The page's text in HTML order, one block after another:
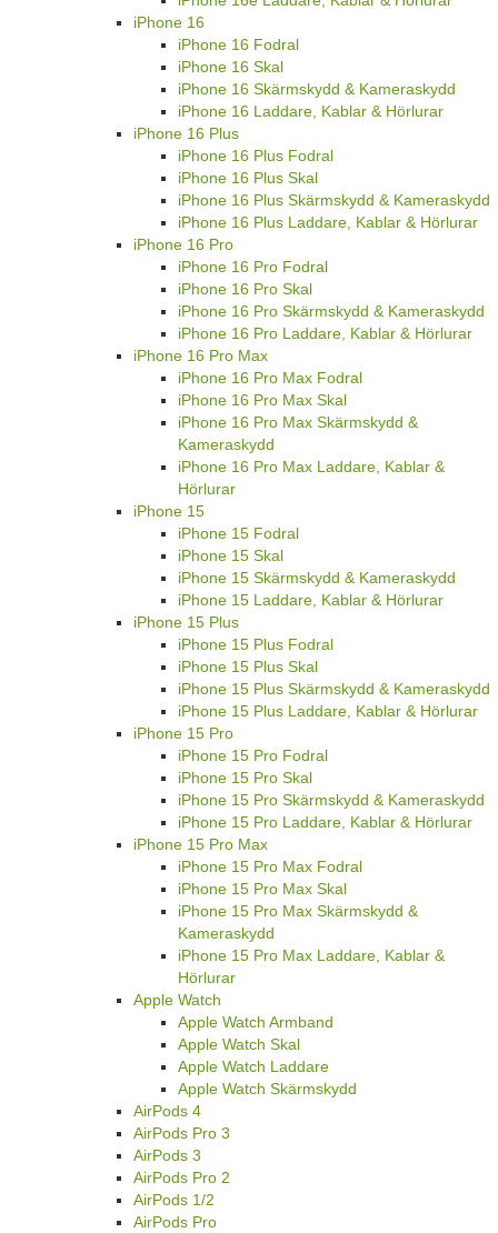
iPhone 16
iPhone 16 Fodral
iPhone 16 Skal
iPhone 16 Skärmskydd & Kameraskydd
iPhone 16 Laddare, Kablar & Hörlurar
iPhone 16 Plus
iPhone 16 Plus Fodral
iPhone 16 Plus Skal
iPhone 16 Plus Skärmskydd & Kameraskydd
iPhone 16 Plus Laddare, Kablar & Hörlurar
iPhone 16 Pro
iPhone 16 Pro Fodral
iPhone 16 Pro Skal
iPhone 16 Pro Skärmskydd & Kameraskydd
iPhone 16 Pro Laddare, Kablar & Hörlurar
iPhone 16 Pro Max
iPhone 16 Pro Max Fodral
iPhone 16 Pro Max Skal
iPhone 16 Pro Max Skärmskydd &
Kameraskydd
iPhone 16 Pro Max Laddare, Kablar &
Hörlurar
iPhone 15
iPhone 15 Fodral
iPhone 15 Skal
iPhone 15 Skärmskydd & Kameraskydd
iPhone 15 Laddare, Kablar & Hörlurar
iPhone 15 Plus
iPhone 15 Plus Fodral
iPhone 15 Plus Skal
iPhone 15 Plus Skärmskydd & Kameraskydd
iPhone 15 Plus Laddare, Kablar & Hörlurar
iPhone 15 Pro
iPhone 15 Pro Fodral
iPhone 15 Pro Skal
iPhone 15 Pro Skärmskydd & Kameraskydd
iPhone 15 Pro Laddare, Kablar & Hörlurar
iPhone 15 Pro Max
iPhone 15 Pro Max Fodral
iPhone 15 Pro Max Skal
iPhone 15 Pro Max Skärmskydd &
Kameraskydd
iPhone 15 Pro Max Laddare, Kablar &
Hörlurar
Apple Watch
Apple Watch Armband
Apple Watch Skal
Apple Watch Laddare
Apple Watch Skärmskydd
AirPods 4
AirPods Pro 3
AirPods 3
AirPods Pro 2
AirPods 1/2
AirPods Pro